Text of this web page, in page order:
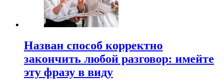
Назван способ корректно
закончить любой разговор: имейте
эту фразу в виду